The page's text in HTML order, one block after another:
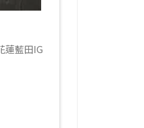
蓮藍田IG